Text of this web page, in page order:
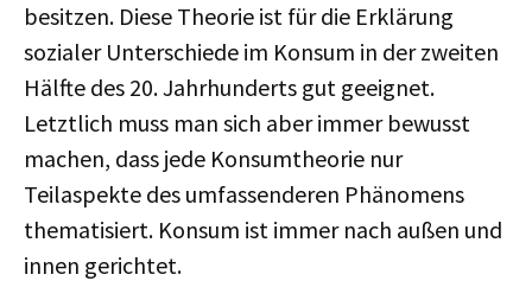
besitzen. Diese Theorie ist für die Erklärung
sozialer Unterschiede im Konsum in der zweiten
Hälfte des 20. Jahrhunderts gut geeignet.
Letztlich muss man sich aber immer bewusst
machen, dass jede Konsumtheorie nur
Teilaspekte des umfassenderen Phänomens
thematisiert. Konsum ist immer nach außen und
innen gerichtet.